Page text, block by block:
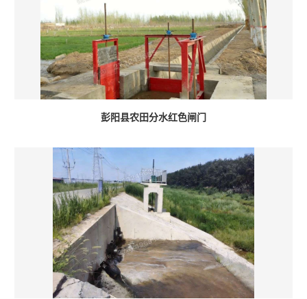
彭阳县农田分水红色闸门